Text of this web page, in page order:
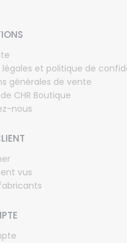
légales et politique de
générales de vente
CHR Boutique
nous
vus